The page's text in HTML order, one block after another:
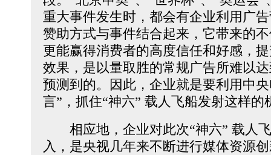
重大事件发生时，都会有企业利用广
赞助方式与事件结合起来，它带来的
更能赢得消费者的高度信任和好感，
效果，是以量取胜的常规广告所难以
预测到的。因此，企业就是要利用中
言”，抓住“神六” 载人飞船发射这样
相应地，企业对此次“神六” 载人
入，是央视几年来不断进行媒体资源